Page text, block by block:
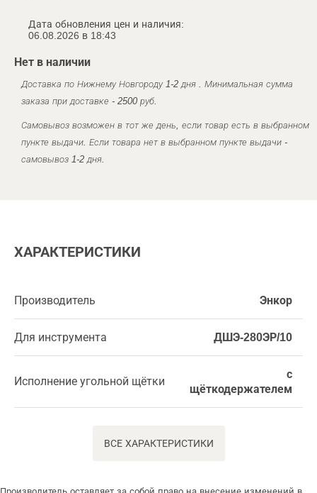
Дата обновления цен и наличия:
06.08.2026 в 18:43
Нет в наличии
Доставка по Нижнему Новгороду 1-2 дня . Минимальная сумма
заказа при доставке - 2500 руб.
Самовывоз возможен в тот же день, если товар есть в выбранном
пункте выдачи. Если товара нет в выбранном пункте выдачи -
самовывоз 1-2 дня.
ХАРАКТЕРИСТИКИ
Производитель Энкор
Для инструмента ДШЭ-280ЭР/10
Исполнение угольной щётки
с
щёткодержателем
ВСЕ ХАРАКТЕРИСТИКИ